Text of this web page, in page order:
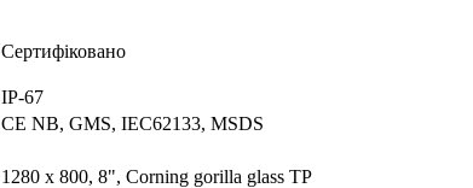
Сертифіковано
IP-67
CE NB, GMS, IEC62133, MSDS
1280 x 800, 8", Corning gorilla glass TP